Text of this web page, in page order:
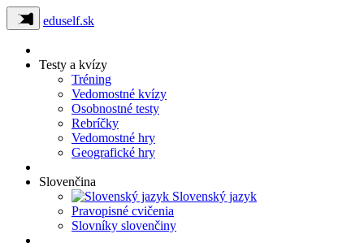
eduself.sk
Testy a kvízy
Tréning
Vedomostné kvízy
Osobnostné testy
Rebríčky
Vedomostné hry
Geografické hry
Slovenčina
Slovenský jazyk
Pravopisné cvičenia
Slovníky slovenčiny